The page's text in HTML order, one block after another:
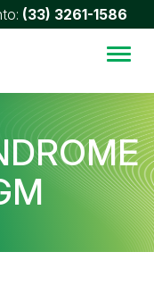
(33) 3261-1586